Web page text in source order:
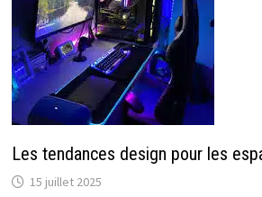
Les tendances design pour les
15 juillet 2025